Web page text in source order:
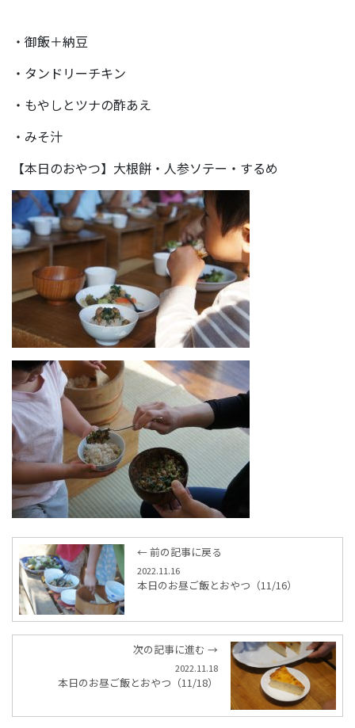
・御飯＋納豆
・タンドリーチキン
・もやしとツナの酢あえ
・みそ汁
【本日のおやつ】大根餅・人参ソテー・するめ
← 前の記事に戻る
2022.11.16
本日のお昼ご飯とおやつ（11/16）
次の記事に進む →
2022.11.18
本日のお昼ご飯とおやつ（11/18）